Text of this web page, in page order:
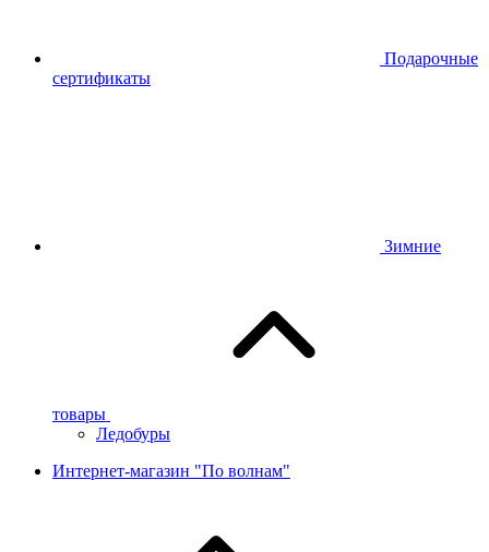
Подарочные
сертификаты
Зимние
товары
Ледобуры
Интернет-магазин "По волнам"